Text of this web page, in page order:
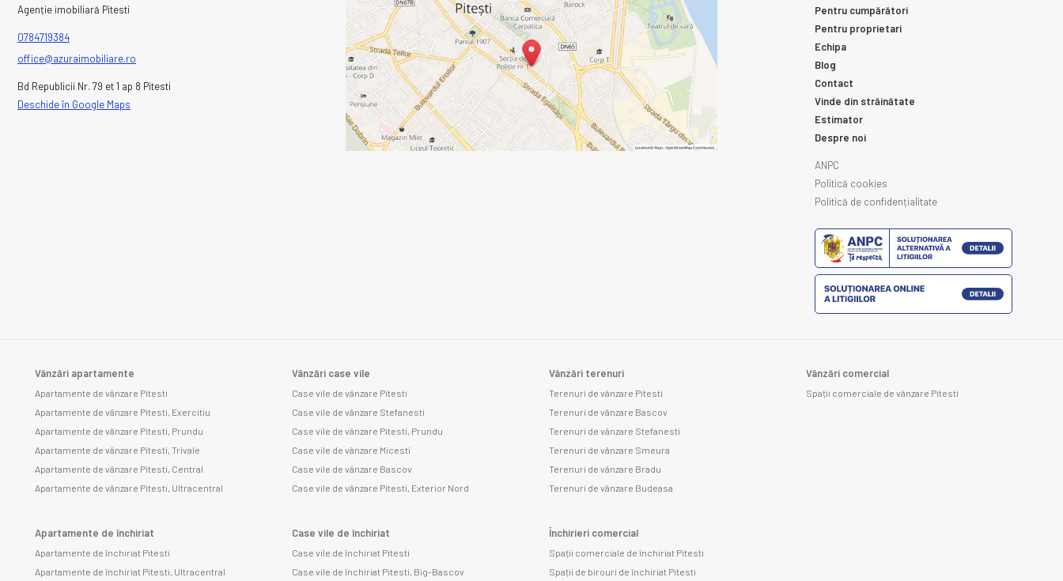
Agenție imobiliară Pitesti
0784719384
office@azuraimobiliare.ro
Bd Republicii Nr. 79 et 1 ap 8 Pitesti
Deschide în Google Maps
Pentru cumpărători
Pentru proprietari
Echipa
Blog
Contact
Vinde din străinătate
Estimator
Despre noi
ANPC
Politică cookies
Politică de confidențialitate
Vânzări apartamente
Apartamente de vânzare Pitesti
Apartamente de vânzare Pitesti, Exercitiu
Apartamente de vânzare Pitesti, Prundu
Apartamente de vânzare Pitesti, Trivale
Apartamente de vânzare Pitesti, Central
Apartamente de vânzare Pitesti, Ultracentral
Vânzări case vile
Case vile de vânzare Pitesti
Case vile de vânzare Stefanesti
Case vile de vânzare Pitesti, Prundu
Case vile de vânzare Micesti
Case vile de vânzare Bascov
Case vile de vânzare Pitesti, Exterior Nord
Vânzări terenuri
Terenuri de vânzare Pitesti
Terenuri de vânzare Bascov
Terenuri de vânzare Stefanesti
Terenuri de vânzare Smeura
Terenuri de vânzare Bradu
Terenuri de vânzare Budeasa
Vânzări comercial
Spații comerciale de vânzare Pitesti
Apartamente de închiriat
Apartamente de închiriat Pitesti
Apartamente de închiriat Pitesti, Ultracentral
Case vile de închiriat
Case vile de închiriat Pitesti
Case vile de închiriat Pitesti, Big-Bascov
Închirieri comercial
Spații comerciale de închiriat Pitesti
Spații de birouri de închiriat Pitesti